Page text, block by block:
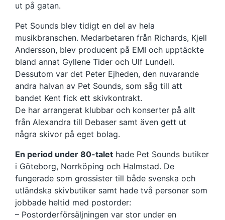
ut på gatan.
Pet Sounds blev tidigt en del av hela
musikbranschen. Medarbetaren från Richards, Kjell
Andersson, blev producent på EMI och upptäckte
bland annat Gyllene Tider och Ulf Lundell.
Dessutom var det Peter Ejheden, den nuvarande
andra halvan av Pet Sounds, som såg till att
bandet Kent fick ett skivkontrakt.
De har arrangerat klubbar och konserter på allt
från Alexandra till Debaser samt även gett ut
några skivor på eget bolag.
En period under 80-talet hade Pet Sounds butiker
i Göteborg, Norrköping och Halmstad. De
fungerade som grossister till både svenska och
utländska skivbutiker samt hade två personer som
jobbade heltid med postorder:
– Postorderförsäljningen var stor under en